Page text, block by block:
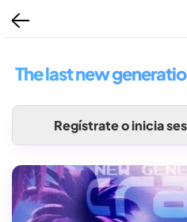
The last new
Regístrate o inicia